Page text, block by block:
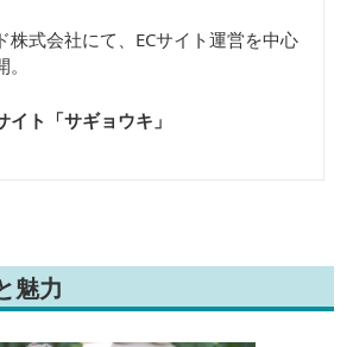
株式会社にて、ECサイト運営を中心
イト「サギョウキ 」
魅力